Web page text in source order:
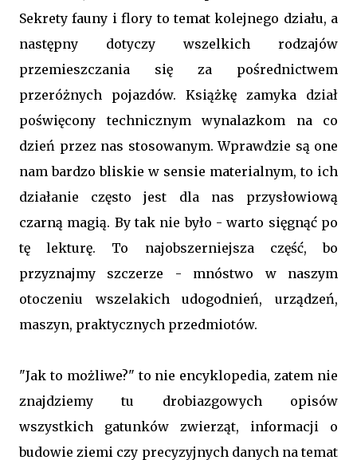
Sekrety fauny i flory to temat kolejnego działu, a
następny dotyczy wszelkich rodzajów
przemieszczania się za pośrednictwem
przeróżnych pojazdów. Książkę zamyka dział
poświęcony technicznym wynalazkom na co
dzień przez nas stosowanym. Wprawdzie są one
nam bardzo bliskie w sensie materialnym, to ich
działanie często jest dla nas przysłowiową
czarną magią. By tak nie było - warto sięgnąć po
tę lekturę. To najobszerniejsza część, bo
przyznajmy szczerze - mnóstwo w naszym
otoczeniu wszelakich udogodnień, urządzeń,
maszyn, praktycznych przedmiotów.
"Jak to możliwe?" to nie encyklopedia, zatem nie
znajdziemy tu drobiazgowych opisów
wszystkich gatunków zwierząt, informacji o
budowie ziemi czy precyzyjnych danych na temat